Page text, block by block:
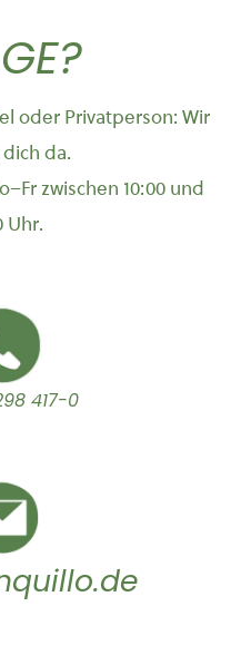
oder Privatperson: Wir
da.
zwischen 10:00 und
Uhr.
417-0